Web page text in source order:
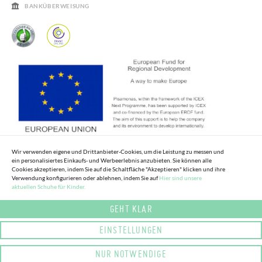
HÄUFIGKEIT DER BEANTWORTUNG VON FRAGEN
BANKÜBERWEISUNG
Wir verwenden eigene und Drittanbieter-Cookies, um die Leistung zu messen und
ein personalisiertes Einkaufs- und Werbeerlebnis anzubieten. Sie können alle
Cookies akzeptieren, indem Sie auf die Schaltfläche "Akzeptieren" klicken und ihre
Verwendung konfigurieren oder ablehnen, indem Sie aufHier sind unsere
aktuellen Schuhe für Kinder.
GEHT KLAR
EINSTELLUNGEN
NUR NOTWENDIGE